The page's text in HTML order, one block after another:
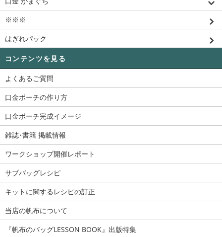
※※※
はぎれパック
コンテンツを見る
よくあるご質問
口金ポーチの作り方
口金ポーチ完成イメージ
雑誌･書籍 掲載情報
ワークショップ開催レポート
サブバッグレシピ
キットに関するレシピの訂正
当店の帆布について
『帆布のバッグLESSON BOOK』出版特集